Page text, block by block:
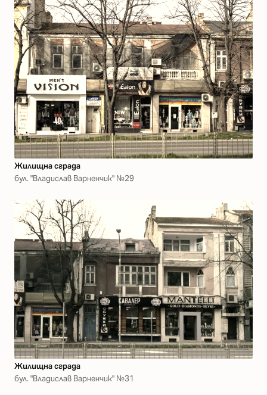
Жилищна сграда
бул. "Владислав Варненчик" №29
Жилищна сграда
бул. "Владислав Варненчик" №31